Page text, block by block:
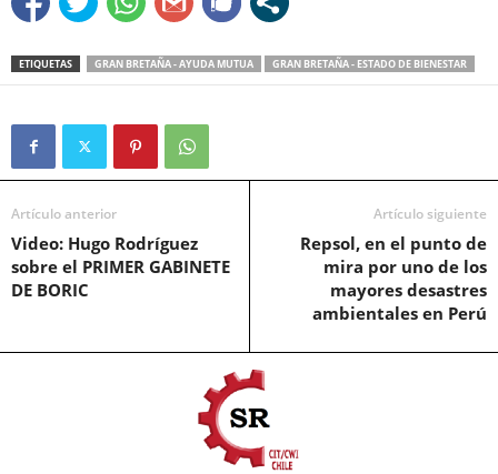
ETIQUETAS GRAN BRETAÑA - AYUDA MUTUA GRAN BRETAÑA - ESTADO DE BIENESTAR
Artículo anterior
Video: Hugo Rodríguez
sobre el PRIMER GABINETE
DE BORIC
Artículo siguiente
Repsol, en el punto de
mira por uno de los
mayores desastres
ambientales en Perú